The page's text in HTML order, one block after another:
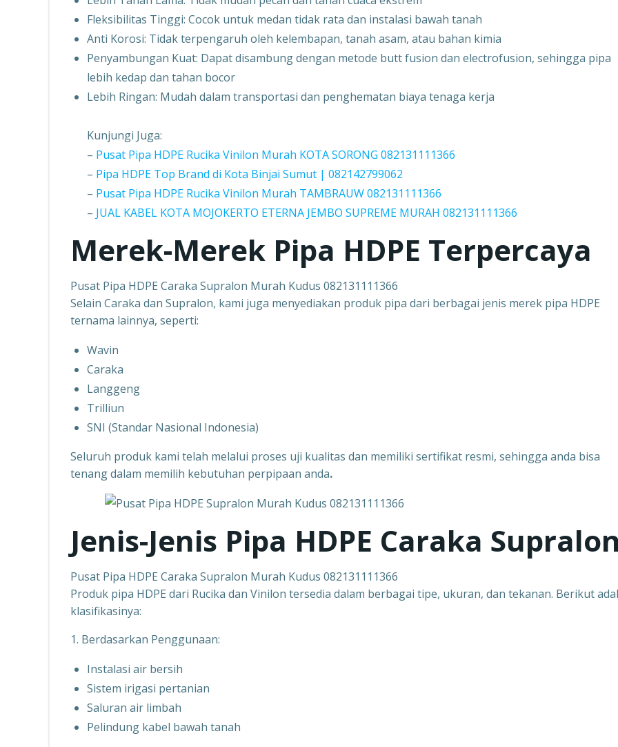
Fleksibilitas Tinggi: Cocok untuk medan tidak rata dan instalasi bawah tanah
Anti Korosi: Tidak terpengaruh oleh kelembapan, tanah asam, atau bahan kimia
Penyambungan Kuat: Dapat disambung dengan metode butt fusion dan electrofusion, sehingga pipa
lebih kedap dan tahan bocor
Lebih Ringan: Mudah dalam transportasi dan penghematan biaya tenaga kerja
Kunjungi Juga:
– Pusat Pipa HDPE Rucika Vinilon Murah KOTA SORONG 082131111366
– Pipa HDPE Top Brand di Kota Binjai Sumut | 082142799062
– Pusat Pipa HDPE Rucika Vinilon Murah TAMBRAUW 082131111366
– JUAL KABEL KOTA MOJOKERTO ETERNA JEMBO SUPREME MURAH 082131111366
Merek-Merek Pipa HDPE Terpercaya
Pusat Pipa HDPE Caraka Supralon Murah Kudus 082131111366
Selain Caraka dan Supralon, kami juga menyediakan produk pipa dari berbagai jenis merek pipa HDPE
ternama lainnya, seperti:
Wavin
Caraka
Langgeng
Trilliun
SNI (Standar Nasional Indonesia)
Seluruh produk kami telah melalui proses uji kualitas dan memiliki sertifikat resmi, sehingga anda bisa
tenang dalam memilih kebutuhan perpipaan anda.
Jenis-Jenis Pipa HDPE Caraka
Pusat Pipa HDPE Caraka Supralon Murah Kudus 082131111366
Produk pipa HDPE dari Rucika dan Vinilon tersedia dalam berbagai tipe, ukuran, dan tekanan. Berikut
klasifikasinya:
1. Berdasarkan Penggunaan:
Instalasi air bersih
Sistem irigasi pertanian
Saluran air limbah
Pelindung kabel bawah tanah